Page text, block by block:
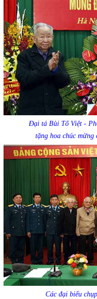
Đại tá Bùi Tố Việt -
tặng hoa chúc mừng
Các đại biểu